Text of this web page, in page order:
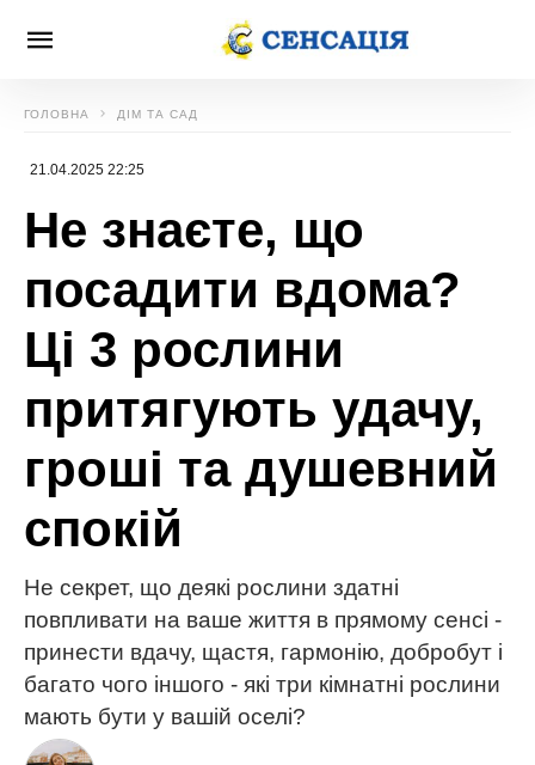
ГОЛОВНА ДІМ ТА САД
21.04.2025 22:25
Не знаєте, що
посадити вдома?
Ці 3 рослини
притягують удачу,
гроші та душевний
спокій
Не секрет, що деякі рослини здатні
повпливати на ваше життя в прямому сенсі -
принести вдачу, щастя, гармонію, добробут і
багато чого іншого - які три кімнатні рослини
мають бути у вашій оселі?